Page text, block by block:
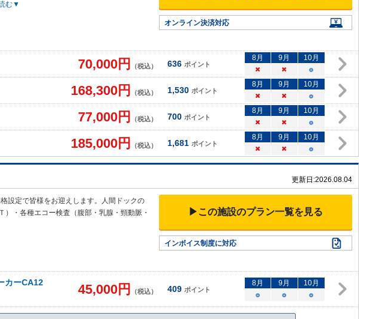
む▼
オンライン決済対応
70,000円 （税込） 636 ポイント
8月 9月 10月
×
× ○
168,300円 （税込） 1,530 ポイント
8月 9月 10月
×
× ○
77,000円 （税込） 700 ポイント
8月 9月 10月
×
× ○
185,000円 （税込） 1,681 ポイント
8月 9月 10月
×
× ○
更新日:2026.08.04
設定で皆様をお迎えします。人間ドックの
・各種エコー検査（腹部・乳腺・頸動脈・
▶この施設のプラン一覧を見る
インボイス制度に対応
カーCA12
45,000円 （税込） 409 ポイント
8月 9月 10月
○
○ ○